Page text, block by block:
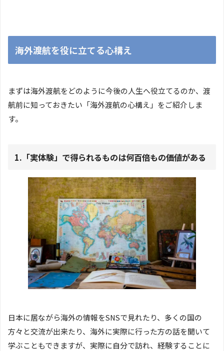
海外渡航を役に立てる心構え
まずは海外渡航をどのように今後の人生へ役立てるのか、渡
航前に知っておきたい「海外渡航の心構え」をご紹介しま
す。
1.「実体験」で得られるものは何百倍もの価値がある
日本に居ながら海外の情報をSNSで見れたり、多くの国の
方々と交流が出来たり、海外に実際に行った方の話を聞いて
学ぶこともできますが、実際に自分で訪れ、経験することに